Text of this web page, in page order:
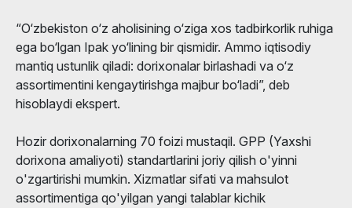
“O‘zbekiston o‘z aholisining o‘ziga xos tadbirkorlik ruhiga
ega bo‘lgan Ipak yo‘lining bir qismidir. Ammo iqtisodiy
mantiq ustunlik qiladi: dorixonalar birlashadi va o‘z
assortimentini kengaytirishga majbur bo‘ladi”, deb
hisoblaydi ekspert.
Hozir dorixonalarning 70 foizi mustaqil. GPP (Yaxshi
dorixona amaliyoti) standartlarini joriy qilish o'yinni
o'zgartirishi mumkin. Xizmatlar sifati va mahsulot
assortimentiga qo'yilgan yangi talablar kichik